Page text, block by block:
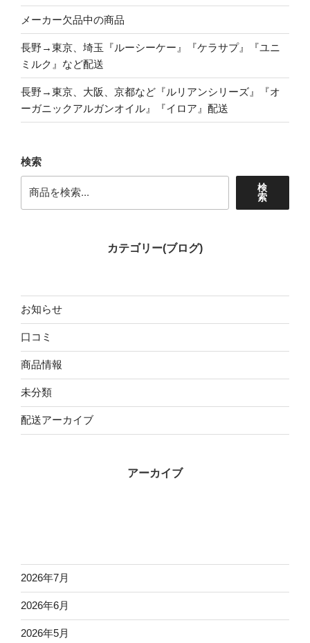
メーカー欠品中の商品
長野→東京、埼玉『ルーシーケー』『ケラサプ』『ユニ
ミルク』など配送
長野→東京、大阪、京都など『ルリアンシリーズ』『オ
ーガニックアルガンオイル』『イロア』配送
検索
検
索
カテゴリー(ブログ)
お知らせ
口コミ
商品情報
未分類
配送アーカイブ
アーカイブ
2026年7月
2026年6月
2026年5月